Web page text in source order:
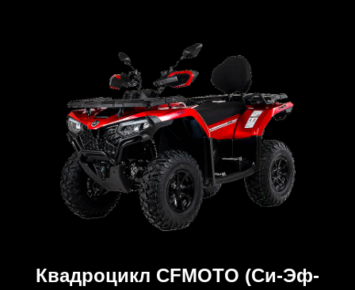
Квадроцикл CFMOTO (Си-Эф-